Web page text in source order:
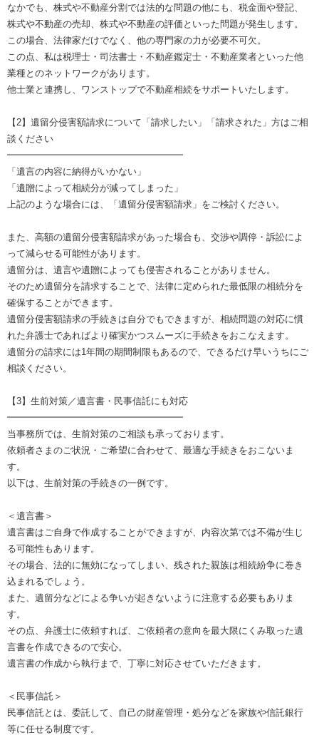
なかでも、株式や不動産分割では法的な問題の他にも、税金面や登記、
株式や不動産の売却、株式や不動産の評価といった問題が発生します。
この場合、法律家だけでなく、他の専門家の力が必要不可欠。
この点、私は税理士・司法書士・不動産鑑定士・不動産業者といった他
業種とのネットワークがあります。
他士業と連携し、ワンストップで不動産相続をサポートいたします。
【2】遺留分侵害額請求について「請求したい」「請求された」方はご相
談ください
━━━━━━━━━━━━━━━━━━━
「遺言の内容に納得がいかない」
「遺贈によって相続分が減ってしまった」
上記のような場合には、「遺留分侵害額請求」をご検討ください。
また、高額の遺留分侵害額請求があった場合も、交渉や調停・訴訟によ
って減らせる可能性があります。
遺留分は、遺言や遺贈によっても侵害されることがありません。
そのため遺留分を請求することで、法律に定められた最低限の相続分を
確保することができます。
遺留分侵害額請求の手続きは自分でもできますが、相続問題の対応に慣
れた弁護士であればより確実かつスムーズに手続きをおこなえます。
遺留分の請求には1年間の期間制限もあるので、できるだけ早いうちにご
相談ください。
【3】生前対策／遺言書・民事信託にも対応
━━━━━━━━━━━━━━━━━━━
当事務所では、生前対策のご相談も承っております。
依頼者さまのご状況・ご希望に合わせて、最適な手続きをおこないま
す。
以下は、生前対策の手続きの一例です。
＜遺言書＞
遺言書はご自身で作成することができますが、内容次第では不備が生じ
る可能性もあります。
その場合、法的に無効になってしまい、残された親族は相続紛争に巻き
込まれるでしょう。
また、遺留分などによる争いが起きないように注意する必要もありま
す。
その点、弁護士に依頼すれば、ご依頼者の意向を最大限にくみ取った遺
言書を作成できるので安心。
遺言書の作成から執行まで、丁寧に対応させていただきます。
＜民事信託＞
民事信託とは、委託して、自己の財産管理・処分などを家族や信託銀行
等に任せる制度です。